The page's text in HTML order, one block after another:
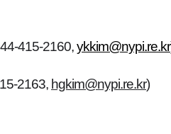
415-2160,ykkim@nypi.re.kr
2163, hgkim@nypi.re.kr)